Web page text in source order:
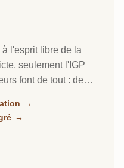
l'esprit libre de la
seulement l'IGP
font de tout : de
île de Marie-
plus puissants des
→
→